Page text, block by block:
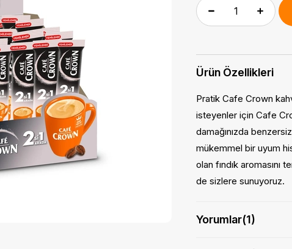
Ürün Özellikleri
Pratik Cafe Crown
isteyenler için Cafe
damağınızda benzersiz
mükemmel bir uyum
olan fındık aromasını
de sizlere sunuyoruz.
Yorumlar(1)